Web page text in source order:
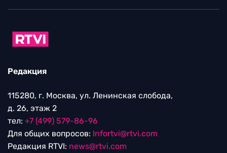
Редакция
115280, г. Москва, ул. Ленинская слобода,
д. 26, этаж 2
тел: +7 (499) 579-86-96
Для общих вопросов: Infortvi@rtvi.com
Редакция RTVI: news@rtvi.com